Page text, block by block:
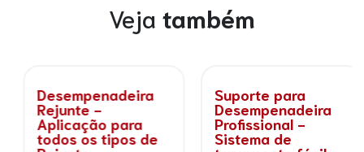
Veja também
Desempenadeira
Rejunte -
Aplicação para
todos os tipos de
Suporte para
Desempenadeira
Profissional -
Sistema de